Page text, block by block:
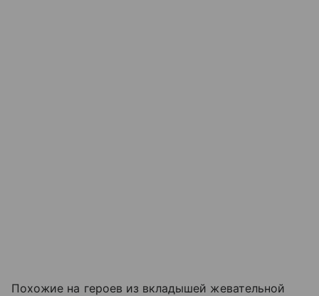
Похожие на героев из вкладышей жевательной